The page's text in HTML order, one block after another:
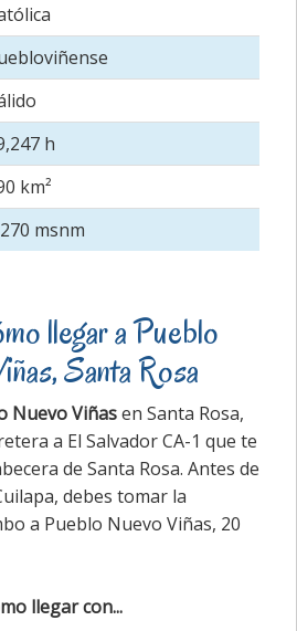
h
km²
msnm
llegar a Pueblo
Santa Rosa
Nuevo Viñasen Santa Rosa,
a El Salvador CA-1 que te
de Santa Rosa. Antes de
debes tomar la
a Pueblo Nuevo Viñas, 20
llegar con...